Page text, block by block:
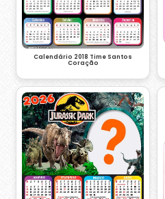
Calendário 2018 Time Santos
Coração